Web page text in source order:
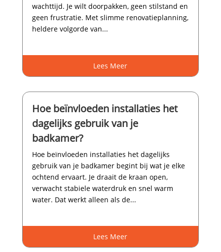
wachttijd.​ Je wilt doorpakken, geen stilstand en
geen frustratie.​ Met slimme renovatieplanning,
heldere volgorde van...
Lees Meer
Hoe beïnvloeden installaties het
dagelijks gebruik van je
badkamer?
Hoe beïnvloeden installaties het dagelijks
gebruik van je badkamer begint bij wat je elke
ochtend ervaart.​ Je draait de kraan open,
verwacht stabiele waterdruk en snel warm
water.​ Dat werkt alleen als de...
Lees Meer